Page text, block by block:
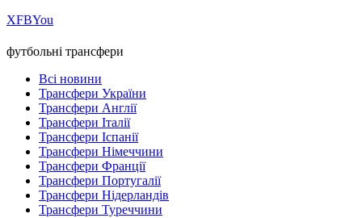
ХFBYou
футбольні трансфери
Всі новини
Трансфери України
Трансфери Англії
Трансфери Італії
Трансфери Іспанії
Трансфери Німеччини
Трансфери Франції
Трансфери Португалії
Трансфери Нідерландів
Трансфери Туреччини